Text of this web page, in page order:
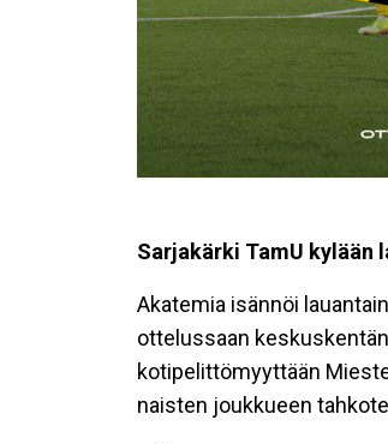
Sarjakärki TamU kylään
Akatemia isännöi
ottelussaan
kotipelittömyyttään
naisten joukkueen